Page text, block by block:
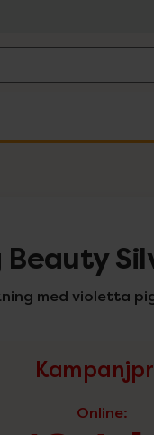
Beauty
med violetta
Online: